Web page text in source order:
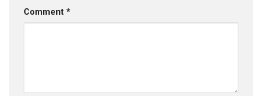
Comment *